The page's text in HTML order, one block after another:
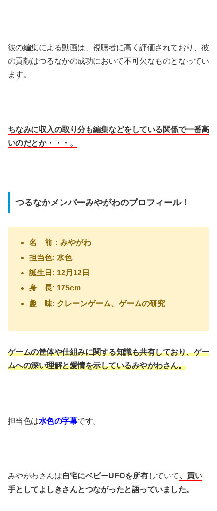
彼の編集による動画は、視聴者に高く評価されており、彼
の貢献はつるなかの成功において不可欠なものとなってい
ます。
ちなみに収入の取り分も編集などをしている関係で一番高
いのだとか・・・。
つるなかメンバーみやがわのプロフィール！
名 前：みやがわ
担当色: 水色
誕生日: 12月12日
身 長: 175cm
趣 味: クレーンゲーム、ゲームの研究
ゲームの筐体や仕組みに関する知識も共有しており、ゲー
ムへの深い理解と愛情を示しているみやがわさん。
担当色は水色の字幕です。
みやがわさんは自宅にベビーUFOを所有していて、買い
手としてよしきさんとつながったと語っていました。